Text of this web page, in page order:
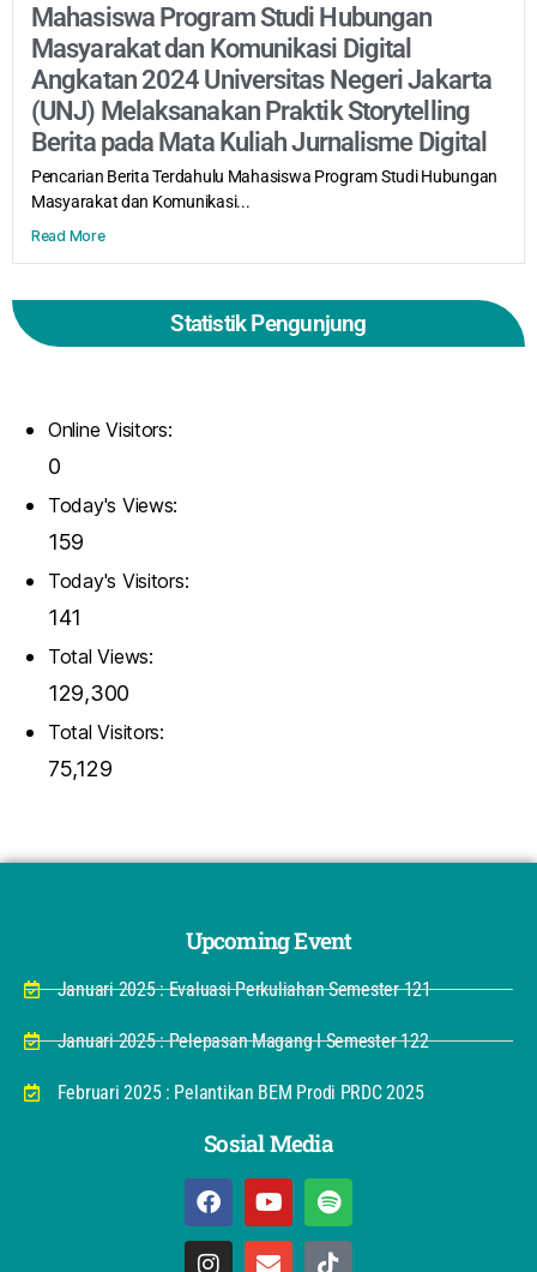
Mahasiswa Program Studi Hubungan
Masyarakat dan Komunikasi Digital
Angkatan 2024 Universitas Negeri Jakarta
(UNJ) Melaksanakan Praktik Storytelling
Berita pada Mata Kuliah Jurnalisme Digital
Pencarian Berita Terdahulu Mahasiswa Program Studi Hubungan
Masyarakat dan Komunikasi...
Read More
Statistik Pengunjung
Online Visitors:
0
Today's Views:
159
Today's Visitors:
141
Total Views:
129,300
Total Visitors:
75,129
Upcoming Event
Januari 2025 : Evaluasi Perkuliahan Semester 121
Januari 2025 : Pelepasan Magang I Semester 122
Februari 2025 : Pelantikan BEM Prodi PRDC 2025
Sosial Media